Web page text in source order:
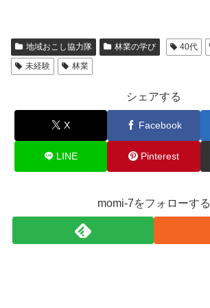
地域おこし協力隊 林業の学び 40代
未経験
林業
シェアする
X Facebook
LINE Pinterest
momi-7をフォローする